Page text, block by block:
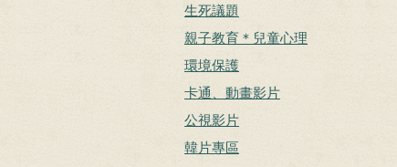
生死議題
親子教育＊兒童心理
環境保護
卡通、動畫影片
公視影片
韓片專區